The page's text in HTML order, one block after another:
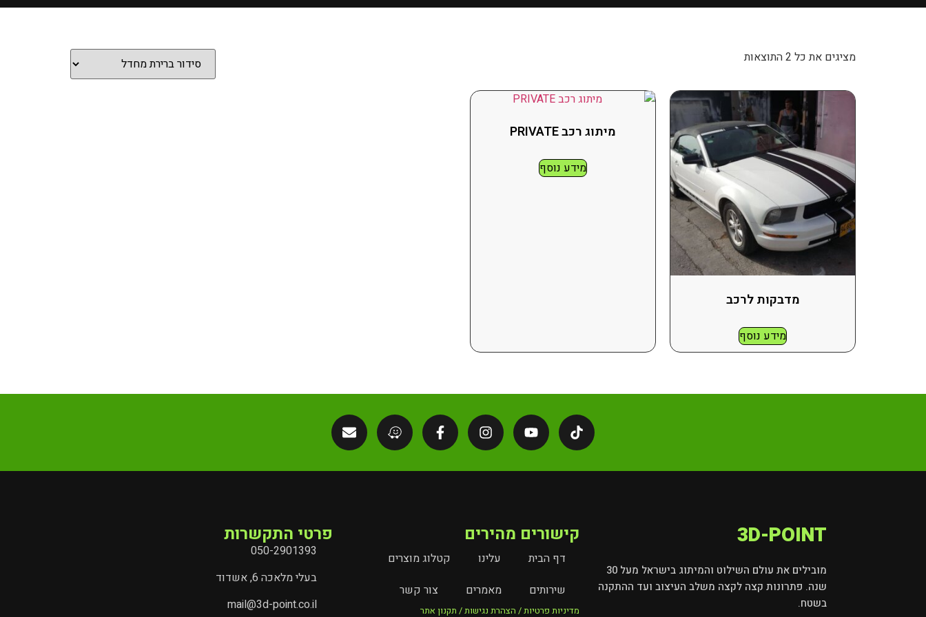
מציגים את כל ⁦2⁩ התוצאות
מדבקות לרכב
מידע נוסף
מיתוג רכב PRIVATE
מידע נוסף
3D-POINT
מובילים את עולם השילוט והמיתוג בישראל מעל 30
שנה. פתרונות קצה לקצה משלב העיצוב ועד ההתקנה
בשטח.
קישורים מהירים
דף הבית עלינו
קטלוג מוצרים
שירותים
מאמרים צור קשר
מדיניות פרטיות / הצהרת נגישות / תקנון אתר
פרטי התקשרות
050-2901393
בעלי מלאכה 6, אשדוד
mail@3d-point.co.il